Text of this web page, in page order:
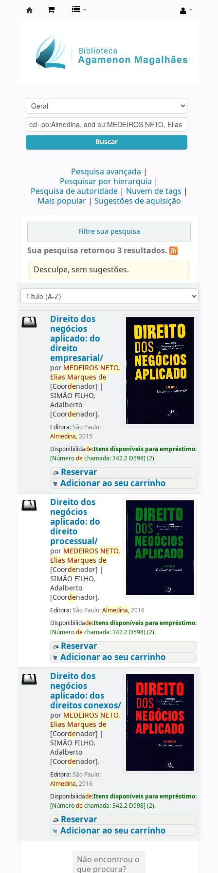
Agamenon
Magalhães
Buscar
Pesquisa avançada
Pesquisar por hierarquia
Pesquisa de autoridade
Nuvem de tags
Mais popular
Sugestões de aquisição
Filtre sua pesquisa
Sua pesquisa retornou 3 resultados.
Desculpe, sem sugestões.
Direito dos
negócios
aplicado: do
direito
empresarial/
por MEDEIROS NETO,
Elias Marques de
[Coordenador] |
SIMÃO FILHO,
Adalberto
[Coordenador].
Editora:São Paulo:
Almedina,2015
Disponibilidade:Itens disponíveis para empréstimo:
[Númerodechamada:342.2 D598] (2).
Reservar
Adicionar ao seu carrinho
Direito dos
negócios
aplicado: do
direito
processual/
por MEDEIROS NETO,
Elias Marques de
[Coordenador] |
SIMÃO FILHO,
Adalberto
[Coordenador].
Editora:São Paulo:Almedina,2016
Disponibilidade:Itens disponíveis para empréstimo:
[Númerodechamada:342.2 D598] (2).
Reservar
Adicionar ao seu carrinho
Direito dos
negócios
aplicado: dos
direitos conexos/
por MEDEIROS NETO,
Elias Marques de
[Coordenador] |
SIMÃO FILHO,
Adalberto
[Coordenador].
Editora:São Paulo:
Almedina,2016
Disponibilidade:Itens disponíveis para empréstimo:
[Númerodechamada:342.2 D598] (2).
Reservar
Adicionar ao seu carrinho
Não encontrou o
que procura?